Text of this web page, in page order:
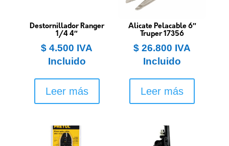
Destornillador Ranger
1/4 4″
$ 4.500 IVA
Incluido
Leer más
Alicate Pelacable 6″
Truper 17356
$ 26.800 IVA
Incluido
Leer más